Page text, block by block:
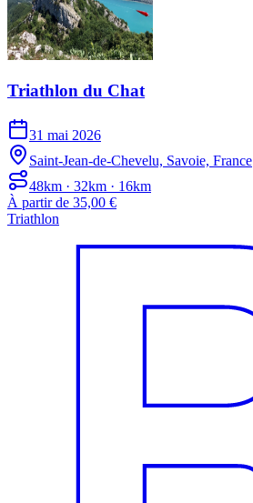
Triathlon du Chat
31 mai 2026
Saint-Jean-de-Chevelu, Savoie, France
48km · 32km · 16km
À partir de 35,00 €
Triathlon